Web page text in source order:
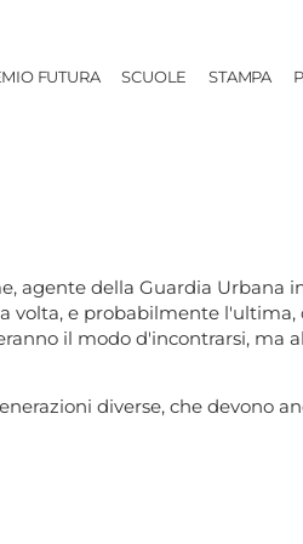
FUTURA SCUOLE STAMPA
agente della Guardia Urbana
volta, e probabilmente
il modo d'incontrarsi, ma
diverse, che devono